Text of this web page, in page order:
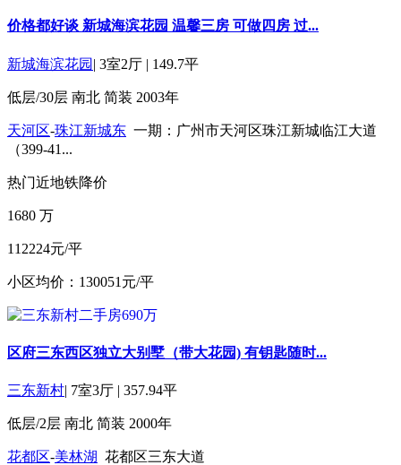
价格都好谈 新城海滨花园 温馨三房 可做四房 过...
新城海滨花园 | 3室2厅 | 149.7平
低层/30层 南北 简装 2003年
天河区-珠江新城东 一期：广州市天河区珠江新城临江大道
（399-41...
热门近地铁降价
1680 万
112224元/平
小区均价：130051元/平
区府三东西区独立大别墅（带大花园) 有钥匙随时...
三东新村| 7室3厅 | 357.94平
低层/2层 南北 简装 2000年
花都区-美林湖 花都区三东大道